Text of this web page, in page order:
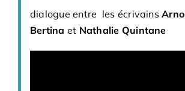
dialogue entre les écrivainsArno
Bertina et Nathalie Quintane